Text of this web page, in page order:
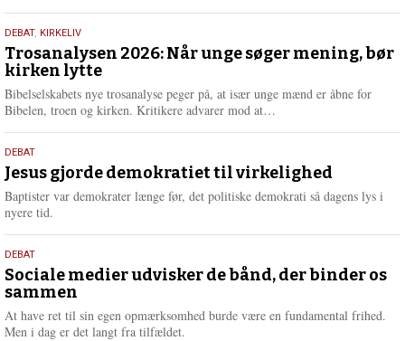
e
2.
juni
2026
DEBAT, KIRKELIV
Trosanalysen 2026: Når unge søger mening, bør
kirken lytte
Bibelselskabets nye trosanalyse peger på, at især unge mænd er åbne for
Bibelen, troen og kirken. Kritikere advarer mod at…
e
r
e
18.
maj
2026
DEBAT
Jesus gjorde demokratiet til virkelighed
Baptister var demokrater længe før, det politiske demokrati så dagens lys i
nyere tid.
18.
maj
2026
DEBAT
Sociale medier udvisker de bånd, der binder os
sammen
At have ret til sin egen opmærksomhed burde være en fundamental frihed.
Men i dag er det langt fra tilfældet.